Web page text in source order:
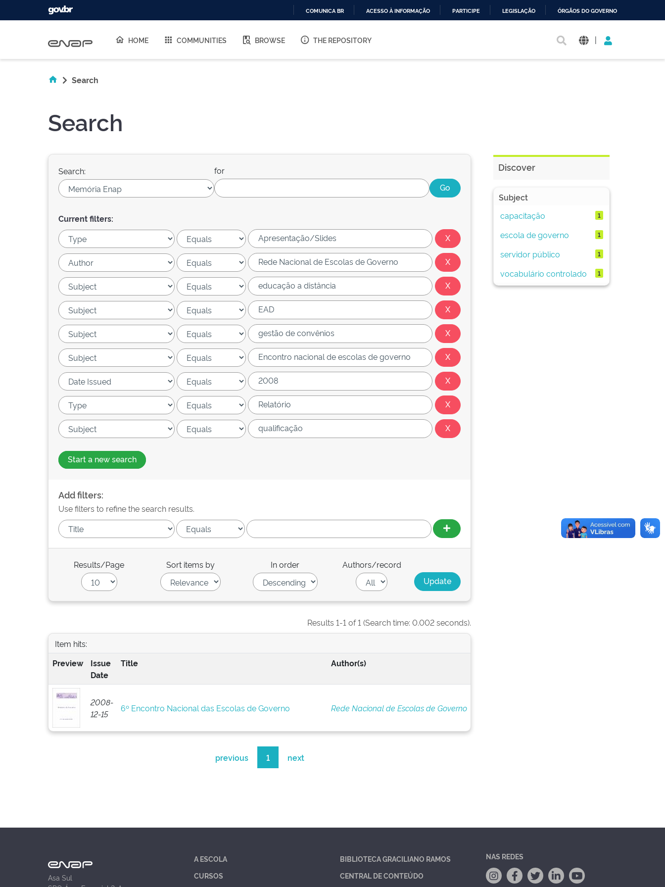
O
COMUNICA BR ACESSO À INFORMAÇÃO PARTICIPE LEGISLAÇÃO ÓRGÃOS DO GOVERNO
HOME COMMUNITIES BROWSE THE REPOSITORY |
Search
Search
Search: for
Current filters:
Start a new search
Add filters:
Use filters to refine the search results.
Results/Page Sort items by In order Authors/record
Results 1-1 of 1 (Search time: 0.002 seconds).
Item hits:
Preview
Issue
Date
Title Author(s)
2008-
12-15
6º Encontro Nacional das Escolas de Governo Rede Nacional de Escolas de Governo
previous 1 next
Discover
Subject
capacitação
1
escola de governo 1
servidor público 1
vocabulário controlado 1
Asa Sul
A ESCOLA
CURSOS
BIBLIOTECA GRACILIANO RAMOS
CENTRAL DE CONTEÚDO
NAS REDES